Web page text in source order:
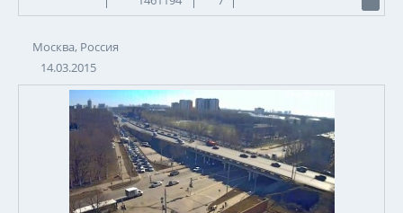
Москва, Россия
14.03.2015